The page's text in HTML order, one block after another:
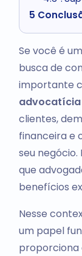
5
Se você é
busca de
importante
advocatícia
clientes,
financeira e
seu
que
benefícios
Nesse
um papel
proporciona